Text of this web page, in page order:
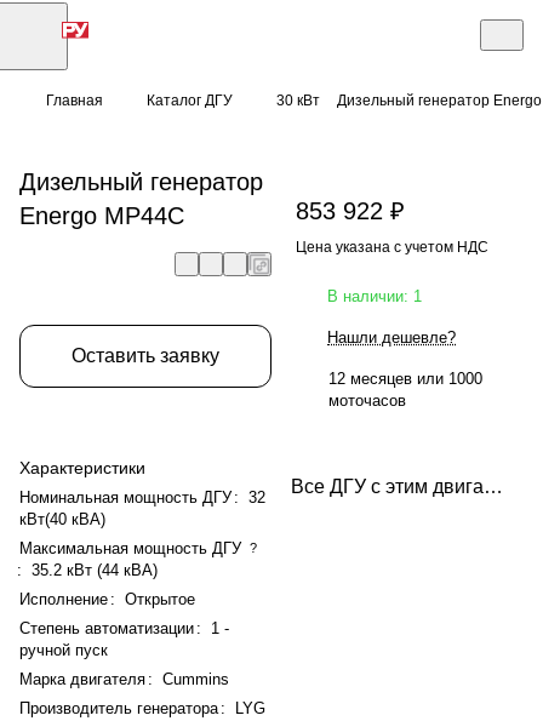
Главная Каталог ДГУ 30 кВт Дизельный генератор
Дизельный генератор
Energo MP44C
Оставить заявку
Характеристики
Номинальная мощность ДГУ : 32
кВт(40 кВА)
Максимальная мощность ДГУ ?
: 35.2 кВт (44 кВА)
Исполнение : Открытое
Степень автоматизации :
1 -
ручной пуск
Марка двигателя : Cummins
Производитель генератора :
LYG
853 922 ₽
Цена указана с учетом НДС
В наличии: 1
Нашли дешевле?
12 месяцев или 1000
моточасов
Все ДГУ с этим двигателем